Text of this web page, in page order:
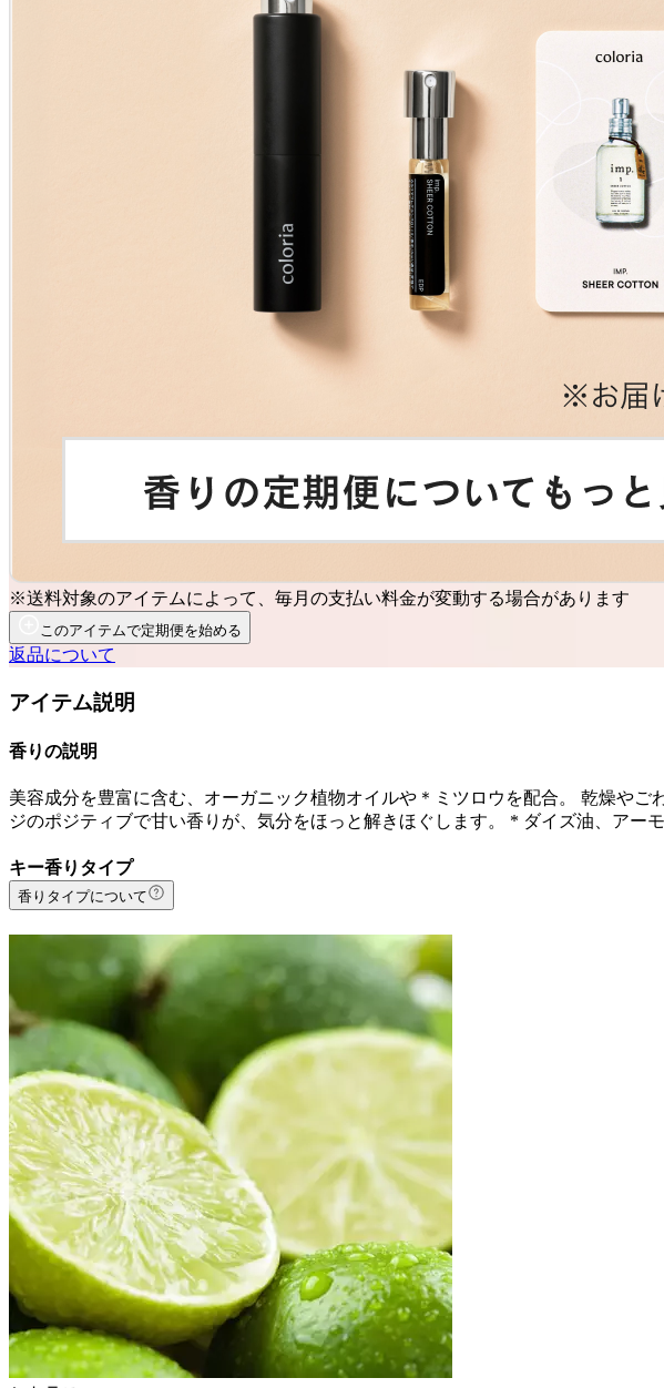
※送料対象のアイテムによって、毎月の支払い料金が変動する場合があります
このアイテムで定期便を始める
返品について
アイテム説明
香りの説明
美容成分を豊富に含む、オーガニック植物オイルや＊ミツロウを配合。 乾燥や
ジのポジティブで甘い香りが、気分をほっと解きほぐします。 * ダイズ油、アー
キー香りタイプ
香りタイプについて